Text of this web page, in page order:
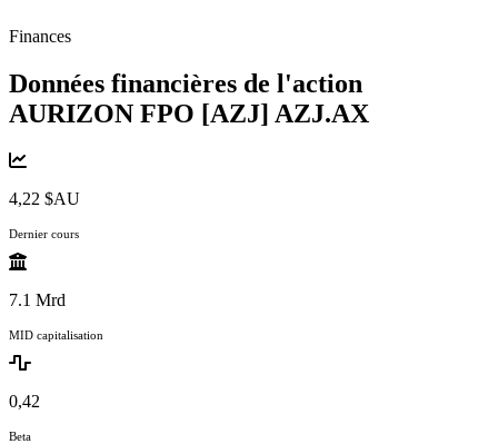
Finances
Données financières de l'action
AURIZON FPO [AZJ] AZJ.AX
4,22 $AU
Dernier cours
7.1 Mrd
MID capitalisation
0,42
Beta